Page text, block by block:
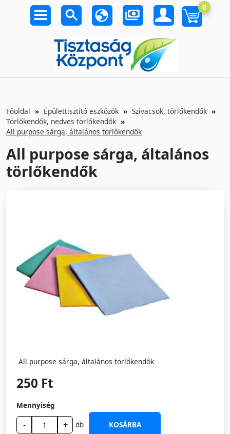
0
Főoldal Épülettisztító eszközök
Szivacsok, törlőkendők
Törlőkendők, nedves törlőkendők
All purpose sárga, általános törlőkendők
All purpose sárga, általános
törlőkendők
All purpose sárga, általános törlőkendők
250 Ft
Mennyiség
- + db
KOSÁRBA